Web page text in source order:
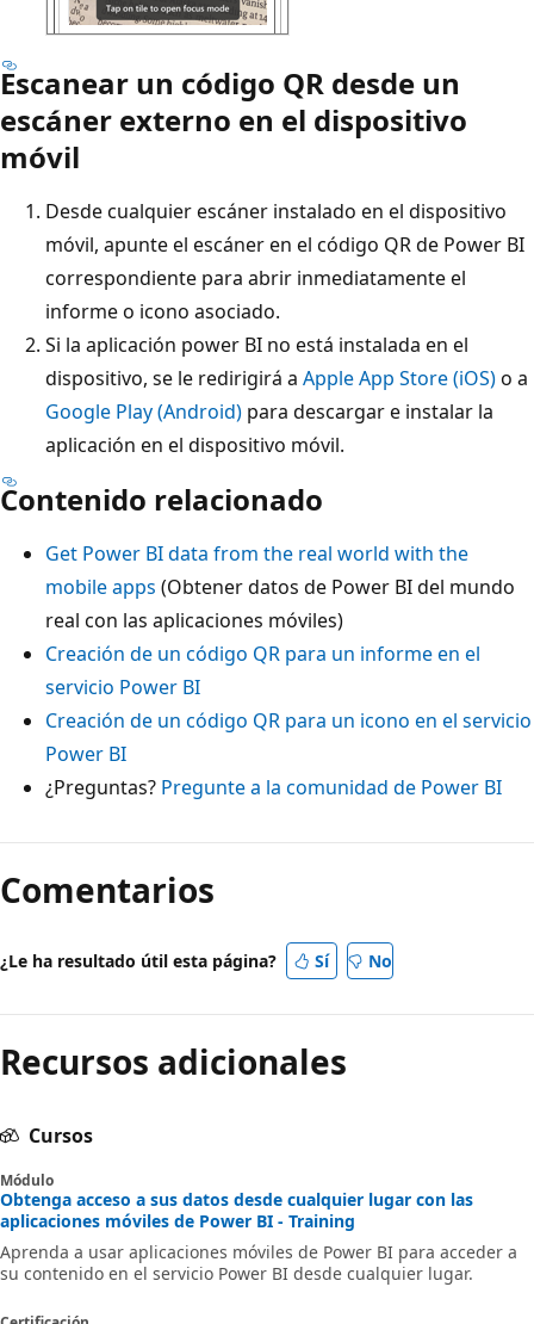
Escanear un código QR desde un
escáner externo en el dispositivo
móvil
Desde cualquier escáner instalado en el dispositivo
móvil, apunte el escáner en el código QR de Power BI
correspondiente para abrir inmediatamente el
informe o icono asociado.
Si la aplicación power BI no está instalada en el
dispositivo, se le redirigirá a Apple App Store (iOS)o a
Google Play (Android) para descargar e instalar la
aplicación en el dispositivo móvil.
Contenido relacionado
Get Power BI data from the real world with the
mobile apps (Obtener datos de Power BI del mundo
real con las aplicaciones móviles)
Creación de un código QR para un informe en el
servicio Power BI
Creación de un código QR para un icono en el servicio
Power BI
¿Preguntas? Pregunte a la comunidad de Power BI
Comentarios
¿Le ha resultado útil esta página? Sí No
Recursos adicionales
Cursos
Módulo
Obtenga acceso a sus datos desde cualquier lugar con las
aplicaciones móviles de Power BI - Training
Aprenda a usar aplicaciones móviles de Power BI para acceder a
su contenido en el servicio Power BI desde cualquier lugar.